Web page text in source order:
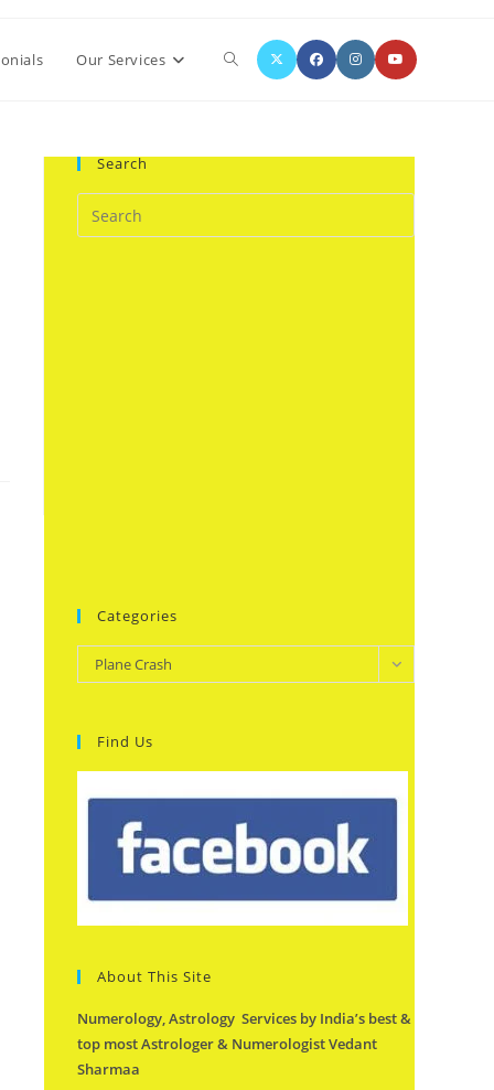
Our Services Toggle
Search
Categories
Categories
Plane Crash
Find Us
About This Site
Numerology, Astrology Services by India’s best &
top most Astrologer & Numerologist Vedant
Sharmaa